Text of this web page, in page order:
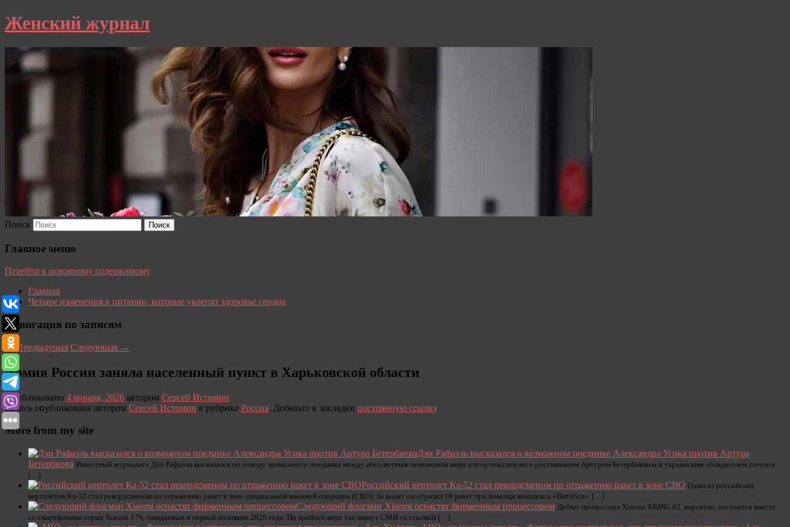
Женский журнал
Поиск
Главное меню
Перейти к основному содержимому
Главная
Четыре изменения в питании, которые укрепят здоровье сердца
Навигация по записям
←Предыдущая Следующая →
Армия России заняла населенный пункт в Харьковской области
Опубликовано 4 января, 2026 автором Сергей Истомин
Запись опубликована автором Сергей Истомин в рубрике Россия. Добавьте в закладки постоянную ссылку.
More from my site
Дэн Рафаэль высказался о возможном поединке Александра Усика против Артура
Бетербиева Известный журналист Дэн Рафаэль высказался по поводу возможного поединка между абсолютным чемпионом мира в полутяжёлом весе россиянином Артуром Бетербиевым и украинским обладателем титулов
[…]
Российский вертолет Ка-52 стал рекордсменом по отражению ракет в зоне СВО Один из российских
вертолетов Ка-52 стал рекордсменом по отражению ракет в зоне специальной военной операции (СВО). За вылет он отразил 18 ракет при помощи комплекса «Витебск». […]
Следующий флагман Xiaomi оснастят фирменным процессором Дебют процессора Xiaomi XRING 02, вероятно, состоится вместе
со смартфонами серии Xiaomi 17S, ожидаемых в первой половине 2026 года. По крайней мере так пишут СМИ со ссылкой […]